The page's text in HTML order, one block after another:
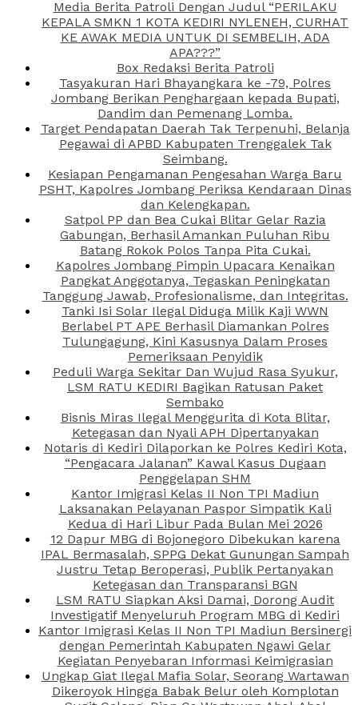
Media Berita Patroli Dengan Judul “PERILAKU
KEPALA SMKN 1 KOTA KEDIRI NYLENEH, CURHAT
KE AWAK MEDIA UNTUK DI SEMBELIH, ADA
APA???”
Box Redaksi Berita Patroli
Tasyakuran Hari Bhayangkara ke -79, Polres
Jombang Berikan Penghargaan kepada Bupati,
Dandim dan Pemenang Lomba.
Target Pendapatan Daerah Tak Terpenuhi, Belanja
Pegawai di APBD Kabupaten Trenggalek Tak
Seimbang.
Kesiapan Pengamanan Pengesahan Warga Baru
PSHT, Kapolres Jombang Periksa Kendaraan Dinas
dan Kelengkapan.
Satpol PP dan Bea Cukai Blitar Gelar Razia
Gabungan, Berhasil Amankan Puluhan Ribu
Batang Rokok Polos Tanpa Pita Cukai.
Kapolres Jombang Pimpin Upacara Kenaikan
Pangkat Anggotanya, Tegaskan Peningkatan
Tanggung Jawab, Profesionalisme, dan Integritas.
Tanki Isi Solar Ilegal Diduga Milik Kaji WWN
Berlabel PT APE Berhasil Diamankan Polres
Tulungagung, Kini Kasusnya Dalam Proses
Pemeriksaan Penyidik
Peduli Warga Sekitar Dan Wujud Rasa Syukur,
LSM RATU KEDIRI Bagikan Ratusan Paket
Sembako
Bisnis Miras Ilegal Menggurita di Kota Blitar,
Ketegasan dan Nyali APH Dipertanyakan
Notaris di Kediri Dilaporkan ke Polres Kediri Kota,
“Pengacara Jalanan” Kawal Kasus Dugaan
Penggelapan SHM
Kantor Imigrasi Kelas II Non TPI Madiun
Laksanakan Pelayanan Paspor Simpatik Kali
Kedua di Hari Libur Pada Bulan Mei 2026
12 Dapur MBG di Bojonegoro Dibekukan karena
IPAL Bermasalah, SPPG Dekat Gunungan Sampah
Justru Tetap Beroperasi, Publik Pertanyakan
Ketegasan dan Transparansi BGN
LSM RATU Siapkan Aksi Damai, Dorong Audit
Investigatif Menyeluruh Program MBG di Kediri
Kantor Imigrasi Kelas II Non TPI Madiun Bersinergi
dengan Pemerintah Kabupaten Ngawi Gelar
Kegiatan Penyebaran Informasi Keimigrasian
Ungkap Giat Ilegal Mafia Solar, Seorang Wartawan
Dikeroyok Hingga Babak Belur oleh Komplotan